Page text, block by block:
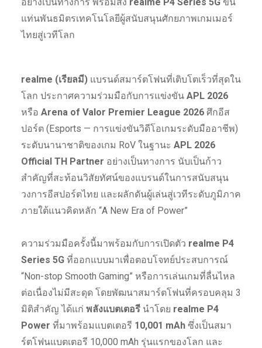
แท่นพันธมิตรเทคโนโลยีผู้สนับสนุนศักยภาพเกมเมอร์
ไทยสู่เวทีโลก
realme (เรียลมี)แบรนด์สมาร์ตโฟนที่เติบโตเร็วที่สุดใน
โลก ประกาศความร่วมมือกับการแข่งขัน APL 2026
หรือ Arena of Valor Premier League 2026ศึกอีส
ปอร์ต (Esports — การแข่งขันวิดีโอเกมระดับมืออาชีพ)
ระดับนานาชาติของเกม RoV ในฐานะ APL 2026
Official TH Partner อย่างเป็นทางการ นับเป็นก้าว
สำคัญที่สะท้อนวิสัยทัศน์ของแบรนด์ในการสนับสนุน
วงการอีสปอร์ตไทย และผลักดันผู้เล่นสู่เวทีระดับภูมิภาค
ภายใต้แนวคิดหลัก “A New Era of Power”
ความร่วมมือครั้งนี้มาพร้อมกับการเปิดตัว realme P4
Series 5Gที่ออกแบบมาเพื่อตอบโจทย์ประสบการณ์
“Non-stop Smooth Gaming” หรือการเล่นเกมที่ลื่นไหล
ต่อเนื่องไม่มีสะดุด โดยพัฒนาสมาร์ตโฟนที่ครอบคลุม 3
มิติสำคัญ ได้แก่ พลังแบตเตอรีนำโดย realme P4
Power ที่มาพร้อมแบตเตอรี 10,001 mAhซึ่งเป็นสมา
ร์ตโฟนแบตเตอรี 10,000 mAh รุ่นแรกของโลก และ